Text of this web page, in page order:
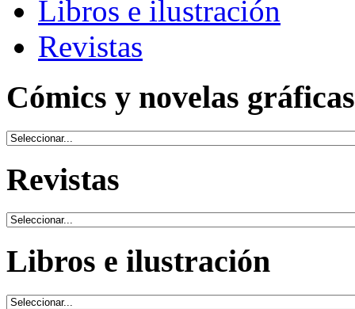
Libros e ilustración
Revistas
Cómics y novelas gráficas
Revistas
Libros e ilustración